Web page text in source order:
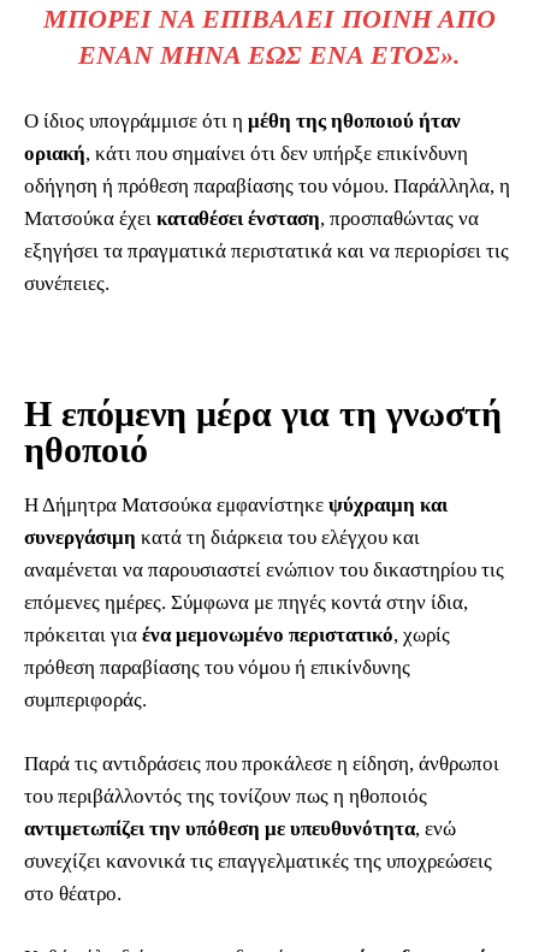
ΜΠΟΡΕΊ ΝΑ ΕΠΙΒΆΛΕΙ ΠΟΙΝΉ ΑΠΌ
ΈΝΑΝ ΜΉΝΑ ΈΩΣ ΈΝΑ ΈΤΟΣ».
Ο ίδιος υπογράμμισε ότι η μέθη της ηθοποιού ήταν
οριακή, κάτι που σημαίνει ότι δεν υπήρξε επικίνδυνη
οδήγηση ή πρόθεση παραβίασης του νόμου. Παράλληλα, η
Ματσούκα έχει καταθέσει ένσταση, προσπαθώντας να
εξηγήσει τα πραγματικά περιστατικά και να περιορίσει τις
συνέπειες.
Η επόμενη μέρα για τη γνωστή
ηθοποιό
Η Δήμητρα Ματσούκα εμφανίστηκε ψύχραιμη και
συνεργάσιμη κατά τη διάρκεια του ελέγχου και
αναμένεται να παρουσιαστεί ενώπιον του δικαστηρίου τις
επόμενες ημέρες. Σύμφωνα με πηγές κοντά στην ίδια,
πρόκειται για ένα μεμονωμένο περιστατικό, χωρίς
πρόθεση παραβίασης του νόμου ή επικίνδυνης
συμπεριφοράς.
Παρά τις αντιδράσεις που προκάλεσε η είδηση, άνθρωποι
του περιβάλλοντός της τονίζουν πως η ηθοποιός
αντιμετωπίζει την υπόθεση με υπευθυνότητα, ενώ
συνεχίζει κανονικά τις επαγγελματικές της υποχρεώσεις
στο θέατρο.